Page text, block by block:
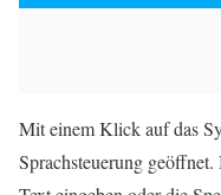
Mit einem Klick auf das
Sprachsteuerung